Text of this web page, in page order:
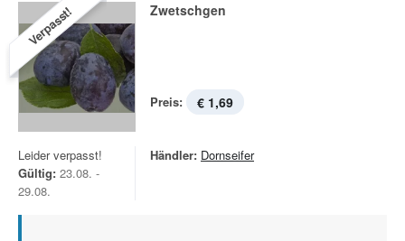
Verpasst! Zwetschgen
Preis: € 1,69
Leider verpasst!
Gültig: 23.08. -
29.08.
Händler: Dornseifer